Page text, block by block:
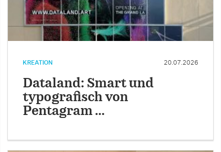
KREATION 20.07.2026
Dataland: Smart und
typografisch von
Pentagram …